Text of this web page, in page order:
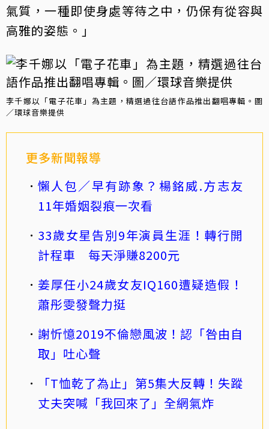
氣質，一種即使身處等待之中，仍保有從容與
高雅的姿態。」
李千娜以「電子花車」為主題，精選過往台語作品推出翻唱專輯。圖
／環球音樂提供
更多新聞報導
懶人包／早有跡象？楊銘威.方志友
11年婚姻裂痕一次看
33歲女星告別9年演員生涯！轉行開
計程車 每天淨賺8200元
姜厚任小24歲女友IQ160遭疑造假！
蕭彤雯發聲力挺
謝忻憶2019不倫戀風波！認「咎由自
取」吐心聲
「T恤乾了為止」第5集大反轉！失蹤
丈夫突喊「我回來了」全網氣炸